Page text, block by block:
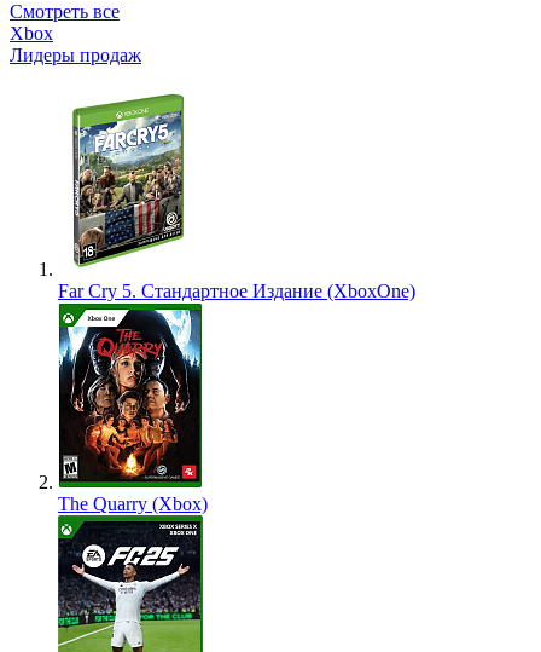
Смотреть все
Xbox
Лидеры продаж
Far Cry 5. Стандартное Издание (XboxOne)
The Quarry (Xbox)